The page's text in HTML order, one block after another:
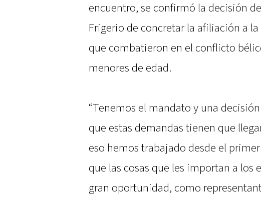
encuentro, se confirmó la decisión
Frigerio de concretar la afiliación a
que combatieron en el conflicto
menores de edad.
“Tenemos el mandato y una
que estas demandas tienen que
eso hemos trabajado desde el
que las cosas que les importan a los
gran oportunidad, como